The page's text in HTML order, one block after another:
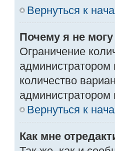
Вернуться к
Почему я не
Ограничение
количество
Вернуться к
Как мне